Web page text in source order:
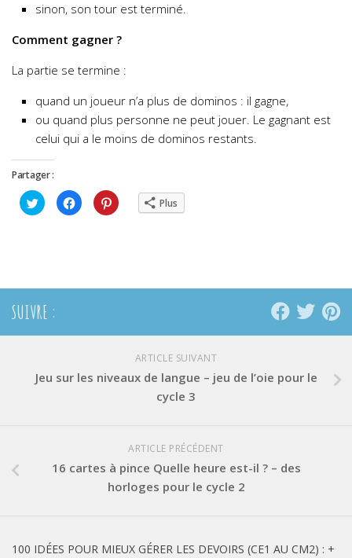
sinon, son tour est terminé.
Comment gagner ?
La partie se termine :
quand un joueur n’a plus de dominos : il gagne,
ou quand plus personne ne peut jouer. Le gagnant est
celui qui a le moins de dominos restants.
Partager :
Cliquez
pour
partager
Cliquez
pour
partager
Cliquez
pour Plus
SUIVRE :
ARTICLE SUIVANT
Jeu sur les niveaux de langue – jeu de l’oie pour le
cycle 3
ARTICLE PRÉCÉDENT
16 cartes à pince Quelle heure est-il ? – des
horloges pour le cycle 2
100 IDÉES POUR MIEUX GÉRER LES DEVOIRS (CE1 AU CM2) : +